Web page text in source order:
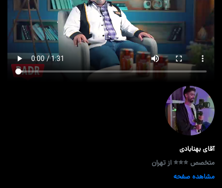
آقای بهنابادی
متخصص ⭐⭐⭐ از تهران
مشاهده صفحه